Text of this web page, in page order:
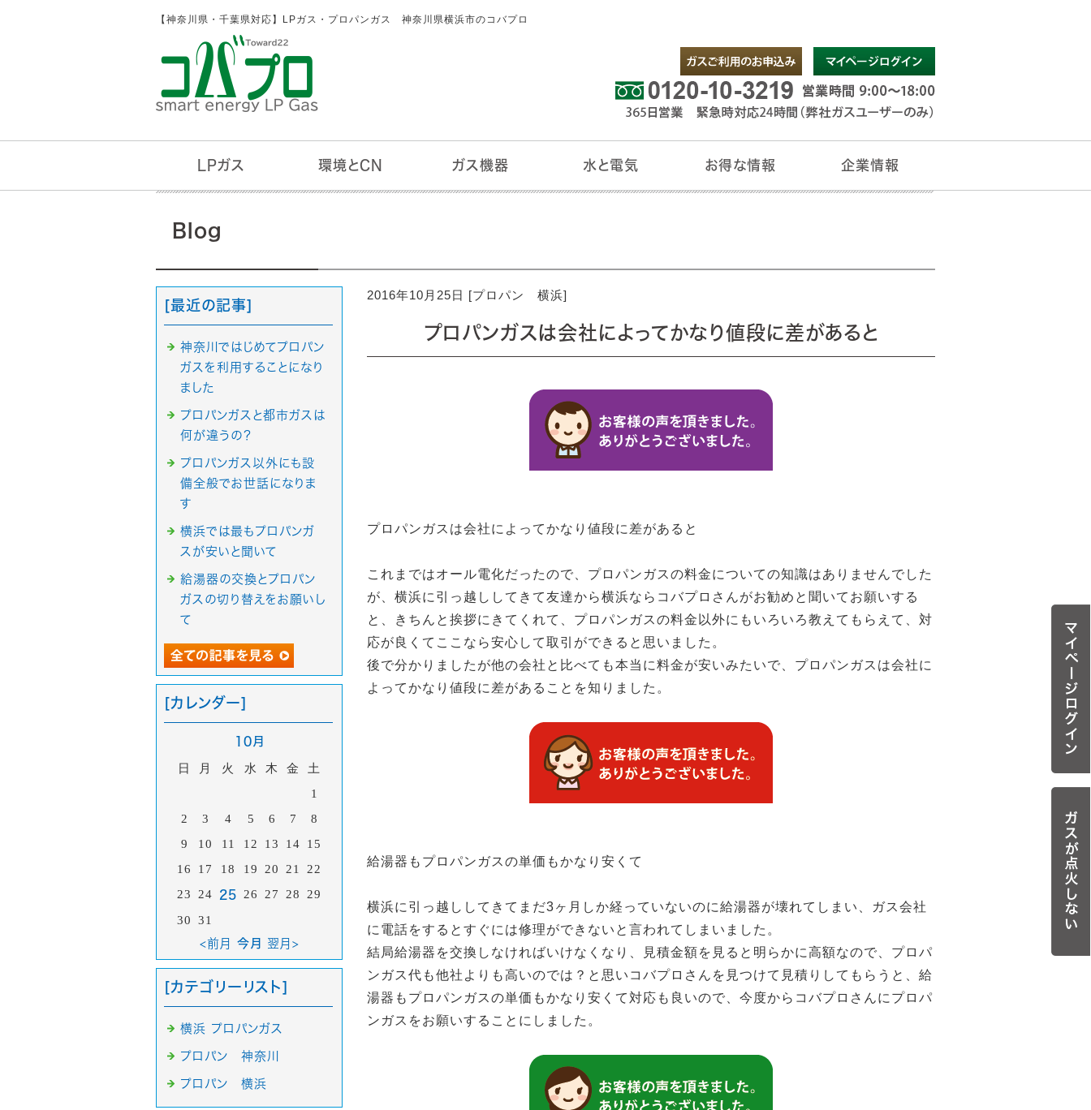
【神奈川県・千葉県対応】LPガス・プロパンガス 神奈川県横浜市のコバプロ
LPガス 環境とCN ガス機器 水と電気 お得な情報 企業情報
Blog
2016年10月25日 [プロパン 横浜]
プロパンガスは会社によってかなり値段に差があると
プロパンガスは会社によってかなり値段に差があると
これまではオール電化だったので、プロパンガスの料金についての知識はありませんでした
が、横浜に引っ越ししてきて友達から横浜ならコバプロさんがお勧めと聞いてお願いする
と、きちんと挨拶にきてくれて、プロパンガスの料金以外にもいろいろ教えてもらえて、対
応が良くてここなら安心して取引ができると思いました。
後で分かりましたが他の会社と比べても本当に料金が安いみたいで、プロパンガスは会社に
よってかなり値段に差があることを知りました。
給湯器もプロパンガスの単価もかなり安くて
横浜に引っ越ししてきてまだ3ヶ月しか経っていないのに給湯器が壊れてしまい、ガス会社
に電話をするとすぐには修理ができないと言われてしまいました。
結局給湯器を交換しなければいけなくなり、見積金額を見ると明らかに高額なので、プロパ
ンガス代も他社よりも高いのでは？と思いコバプロさんを見つけて見積りしてもらうと、給
湯器もプロパンガスの単価もかなり安くて対応も良いので、今度からコバプロさんにプロパ
ンガスをお願いすることにしました。
[最近の記事]
神奈川ではじめてプロパン
ガスを利用することになり
ました
プロパンガスと都市ガスは
何が違うの？
プロパンガス以外にも設
備全般でお世話になりま
す
横浜では最もプロパンガ
スが安いと聞いて
給湯器の交換とプロパン
ガスの切り替えをお願いし
て
[カレンダー]
10月
日 月 火 水 木 金
土
1
2
3 4 5 6 7
8
9
10 11 12 13 14
15
16
17 18 19 20 21
22
23
24 25 26 27 28
29
30
31
<前月 今月 翌月>
[カテゴリーリスト]
横浜 プロパンガス
プロパン 神奈川
プロパン 横浜